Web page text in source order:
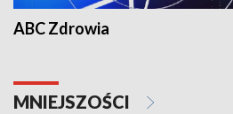
ABC Zdrowia
MNIEJSZOŚCI